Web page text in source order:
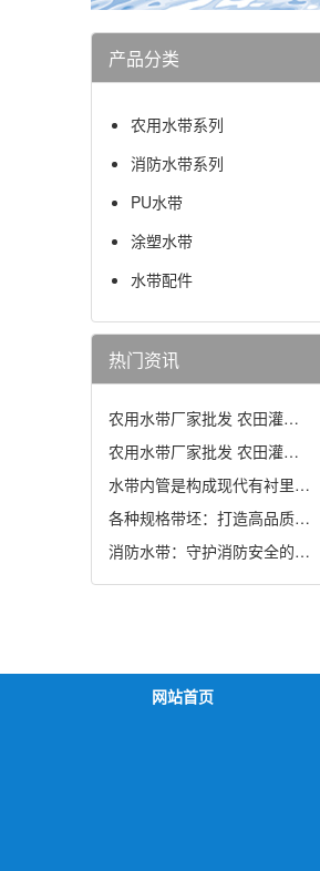
产品分类
农用水带系列
消防水带系列
PU水带
涂塑水带
水带配件
热门资讯
农用水带厂家批发 农田灌…
农用水带厂家批发 农田灌…
水带内管是构成现代有衬里…
各种规格带坯：打造高品质…
消防水带：守护消防安全的…
网站首页